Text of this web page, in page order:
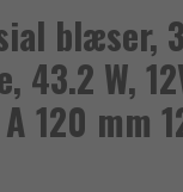
blæser,
43.2 W,
120 mm